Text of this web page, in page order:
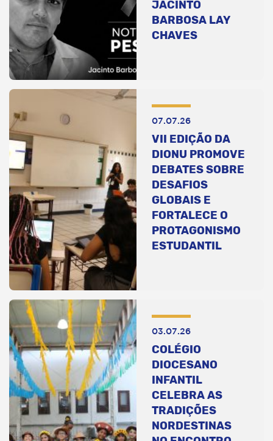
JACINTO
BARBOSA LAY
CHAVES
07.07.26
VII EDIÇÃO DA
DIONU PROMOVE
DEBATES SOBRE
DESAFIOS
GLOBAIS E
FORTALECE O
PROTAGONISMO
ESTUDANTIL
03.07.26
COLÉGIO
DIOCESANO
INFANTIL
CELEBRA AS
TRADIÇÕES
NORDESTINAS